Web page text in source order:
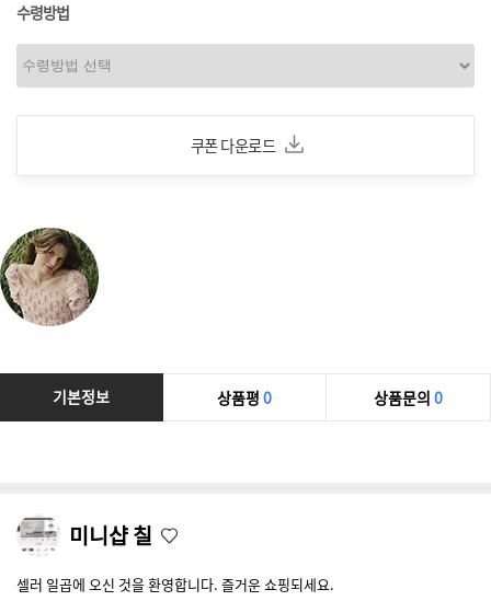
수령방법
쿠폰 다운로드
기본정보 상품평 0 상품문의 0
미니샵 칠
셀러 일곱에 오신 것을 환영합니다. 즐거운 쇼핑되세요.